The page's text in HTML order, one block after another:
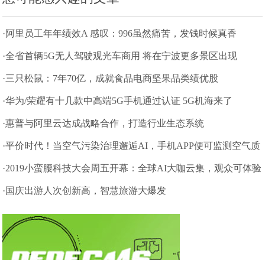
·阿里员工年年绩效A 感叹：996虽然痛苦，发钱时候真香
·全省首辆5G无人驾驶观光车商用 将在宁波更多景区出现
·三只松鼠：7年70亿，成就食品电商坚果品类绩优股
·华为/荣耀有十几款中高端5G手机通过认证 5G机海来了
·惠普与阿里云达成战略合作，打造行业生态系统
·平价时代！当空气污染治理邂逅AI，手机APP便可监测空气质
量
·2019小蛮腰科技大会周五开幕：全球AI大咖云集，观众可体验
前沿科技
·国庆出游人次创新高，智慧旅游大爆发